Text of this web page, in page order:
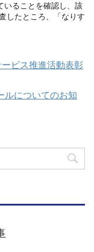
いることを確認し、該
したところ、「なりす
ビス推進活動表彰
ルについてのお知